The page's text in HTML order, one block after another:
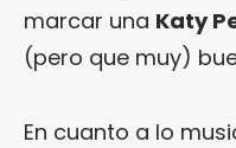
marcar una Katy
(pero que muy)
En cuanto a lo